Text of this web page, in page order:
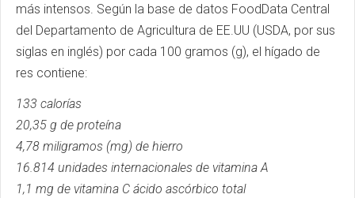
más intensos. Según la base de datos FoodData Central
del Departamento de Agricultura de EE.UU (USDA, por sus
siglas en inglés) por cada 100 gramos (g), el hígado de
res contiene:
133 calorías
20,35 g de proteína
4,78 miligramos (mg) de hierro
16.814 unidades internacionales de vitamina A
1,1 mg de vitamina C ácido ascórbico total